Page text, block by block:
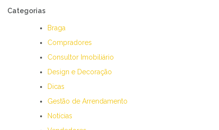
Categorias
Braga
Compradores
Consultor Imobiliário
Design e Decoração
Dicas
Gestão de Arrendamento
Notícias